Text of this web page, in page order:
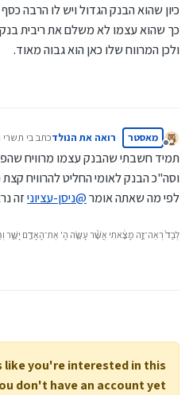
כיון שהוא הבנק הגדול ויש לו הרבה
כך שהוא עצמו לא משלם את ריבית
ולכן המרווח שלו כאן הוא גבוה מאוד.
מנותק
מאסטר רואה את הנולדכתב בי תשרי נערך
תמיד חשבתי שהבנק עצמו מרוויח
וסה"כ הבנק לאומי החליט להרוויח
לפי מה שאתה אומר@ניסן-עציוניזה
לְבַד֙ רְאֵה־זֶ֣ה מָצָ֔אתִי אֲשֶׁ֨ר עָשָׂ֧ה הָ' אֶת־הָאָדָ֖ם יָשָׁ֑ר
like you're interested in this
don't have an account yet.